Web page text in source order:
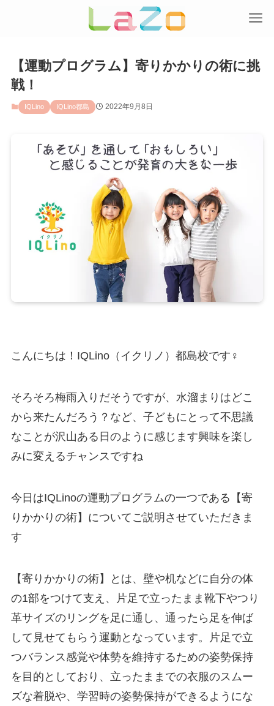
【運動プログラム】寄りかかりの術に挑
戦！
IQLino IQLino都島 2022年9月8日
こんにちは！IQLino（イクリノ）都島校です‍♀️
そろそろ梅雨入りだそうですが、水溜まりはどこ
から来たんだろう？など、子どもにとって不思議
なことが沢山ある日のように感じます興味を楽し
みに変えるチャンスですね
今日はIQLinoの運動プログラムの一つである【寄
りかかりの術】についてご説明させていただきま
す
【寄りかかりの術】とは、壁や机などに自分の体
の1部をつけて支え、片足で立ったまま靴下やつり
革サイズのリングを足に通し、通ったら足を伸ば
して見せてもらう運動となっています。片足で立
つバランス感覚や体勢を維持するための姿勢保持
を目的としており、立ったままでの衣服のスムー
ズな着脱や、学習時の姿勢保持ができるようにな